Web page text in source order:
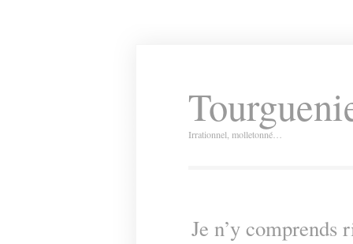
Irrationnel, molletonné…
Je n’y comprends